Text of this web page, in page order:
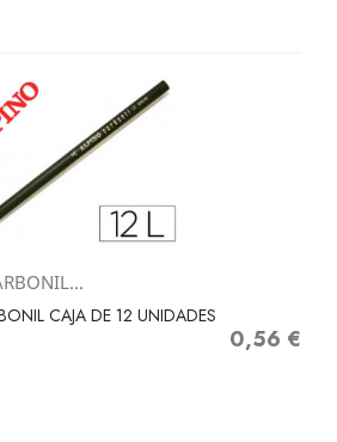
CAJA DE 12 UNIDADES
Precio
0,56 €